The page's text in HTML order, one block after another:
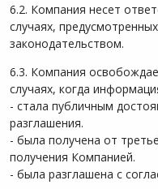
6.2. Компания несет
случаях,
законодательством.
6.3. Компания
случаях, когда
- стала публичным
разглашения.
- была получена от
получения Компанией.
- была разглашена с